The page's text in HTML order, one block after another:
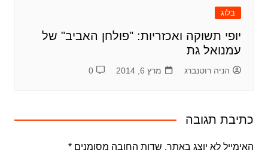
בלוג
יופי תשוקה ואכזריות: "פולחן האביב" של
עמנואל גת
הניה רוטנברג מרץ 6, 2014 0
כתיבת תגובה
האימייל לא יוצג באתר. שדות החובה מסומנים *